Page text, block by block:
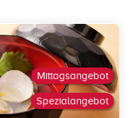
Spezialangebot
Mittagsangebot